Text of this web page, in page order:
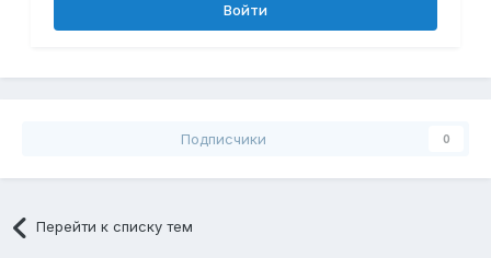
Войти
Подписчики 0
Перейти к списку тем